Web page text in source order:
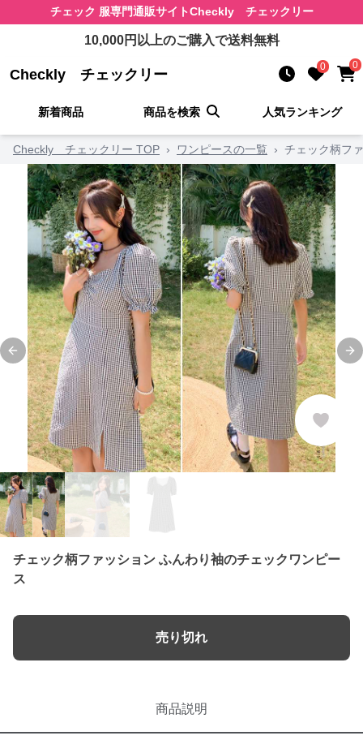
チェック 服専門通販サイトCheckly チェックリー
10,000円以上のご購入で送料無料
Checkly チェックリー 0 0
新着商品 商品を検索 人気ランキング
Checkly チェックリー TOP › ワンピースの一覧 › チェック柄フ
Previous slide
チェック柄ファッション ふんわり袖のチェックワンピー
ス
売り切れ
商品説明